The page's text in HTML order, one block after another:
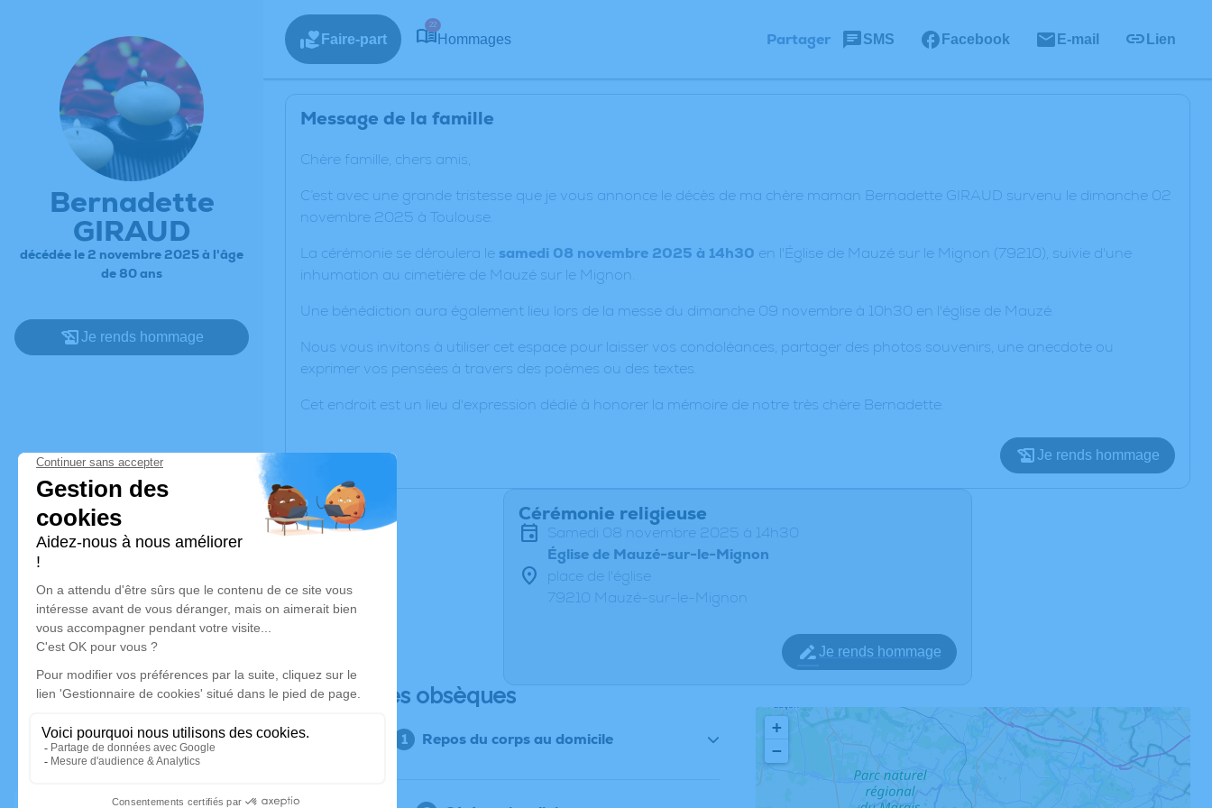
Bernadette
GIRAUD
décédée le 2 novembre 2025 à l'âge
de 80 ans
Je rends hommage
Faire-part
22
Hommages Partager SMS Facebook E-mail Lien
Message de la famille
Chère famille, chers amis,
C’est avec une grande tristesse que je vous annonce le décès de ma chère maman Bernadette GIRAUD survenu le dimanche 02
novembre 2025 à Toulouse.
La cérémonie se déroulera le samedi 08 novembre 2025 à 14h30 en l'Église de Mauzé sur le Mignon (79210), suivie d'une
inhumation au cimetière de Mauzé sur le Mignon.
Une bénédiction aura également lieu lors de la messe du dimanche 09 novembre à 10h30 en l'église de Mauzé.
Nous vous invitons à utiliser cet espace pour laisser vos condoléances, partager des photos souvenirs, une anecdote ou
exprimer vos pensées à travers des poèmes ou des textes.
Cet endroit est un lieu d'expression dédié à honorer la mémoire de notre très chère Bernadette.
Je rends hommage
Cérémonie religieuse
samedi 08 novembre 2025 à 14h30
Église de Mauzé-sur-le-Mignon
place de l'église
79210 Mauzé-sur-le-Mignon
Je rends hommage
Déroulé des obsèques
Repos du corps au domicile
+
−